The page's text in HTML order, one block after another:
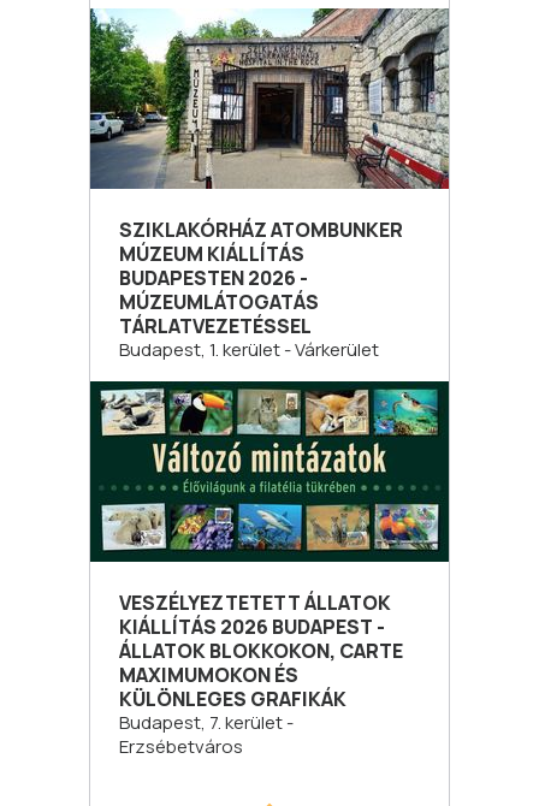
SZIKLAKÓRHÁZ ATOMBUNKER
MÚZEUM KIÁLLÍTÁS
BUDAPESTEN 2026 -
MÚZEUMLÁTOGATÁS
TÁRLATVEZETÉSSEL
Budapest, 1. kerület - Várkerület
VESZÉLYEZTETETT ÁLLATOK
KIÁLLÍTÁS 2026 BUDAPEST -
ÁLLATOK BLOKKOKON, CARTE
MAXIMUMOKON ÉS
KÜLÖNLEGES GRAFIKÁK
Budapest, 7. kerület -
Erzsébetváros